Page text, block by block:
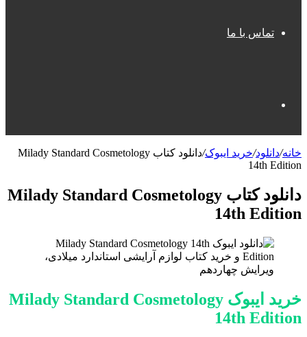
تماس با ما
برای
خانه/دانلود/خرید ایبوک/
دانلود کتاب Milady Standard Cosmetology
14th Edition
دانلود کتاب Milady Standard Cosmetology
14th Edition
خرید ایبوک Milady Standard Cosmetology
14th Edition